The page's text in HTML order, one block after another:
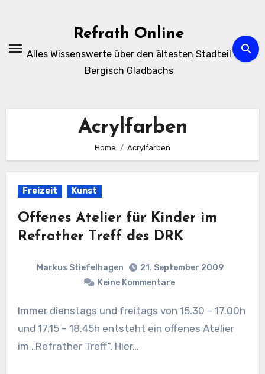
Refrath Online
Alles Wissenswerte über den ältesten Stadteil
Bergisch Gladbachs
Acrylfarben
Home Acrylfarben
Freizeit Kunst
Offenes Atelier für Kinder im
Refrather Treff des DRK
Markus Stiefelhagen
21. September 2009
Keine Kommentare
Immer dienstags und freitags von 15.30 – 17.00h
und 17.15 – 18.45h entsteht ein offenes Atelier
im „Refrather Treff“. Hier…